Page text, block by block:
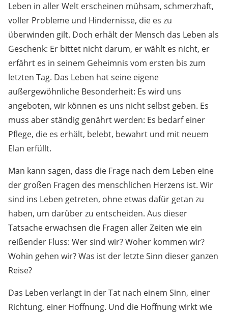
Leben in aller Welt erscheinen mühsam, schmerzhaft,
voller Probleme und Hindernisse, die es zu
überwinden gilt. Doch erhält der Mensch das Leben als
Geschenk: Er bittet nicht darum, er wählt es nicht, er
erfährt es in seinem Geheimnis vom ersten bis zum
letzten Tag. Das Leben hat seine eigene
außergewöhnliche Besonderheit: Es wird uns
angeboten, wir können es uns nicht selbst geben. Es
muss aber ständig genährt werden: Es bedarf einer
Pflege, die es erhält, belebt, bewahrt und mit neuem
Elan erfüllt.
Man kann sagen, dass die Frage nach dem Leben eine
der großen Fragen des menschlichen Herzens ist. Wir
sind ins Leben getreten, ohne etwas dafür getan zu
haben, um darüber zu entscheiden. Aus dieser
Tatsache erwachsen die Fragen aller Zeiten wie ein
reißender Fluss: Wer sind wir? Woher kommen wir?
Wohin gehen wir? Was ist der letzte Sinn dieser ganzen
Reise?
Das Leben verlangt in der Tat nach einem Sinn, einer
Richtung, einer Hoffnung. Und die Hoffnung wirkt wie